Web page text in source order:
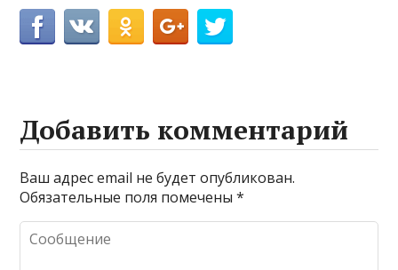
Добавить комментарий
Ваш адрес email не будет опубликован.
Обязательные поля помечены*